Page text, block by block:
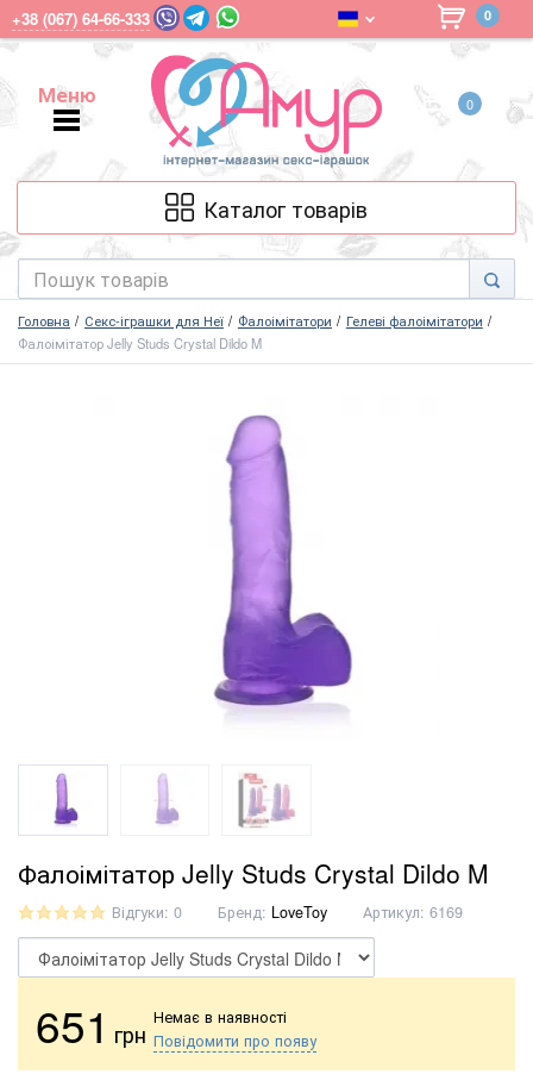
+38 (067) 64-66-333 0
Меню
Меню
0
Каталог товарів
Головна Секс-іграшки для Неї Фалоімітатори
Гелеві фалоімітатори
Фалоімітатор Jelly Studs Crystal Dildo M
Фалоімітатор Jelly Studs Crystal Dildo M
Відгуки: 0 Бренд: LoveToy Артикул: 6169
651 грн
Немає в наявності
Повідомити про появу